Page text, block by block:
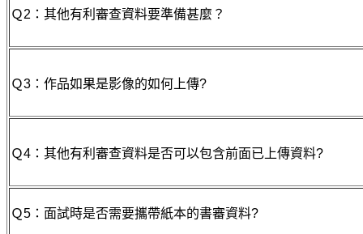
Ｑ2：其他有利審查資料要準備甚麼？
Ｑ3：作品如果是影像的如何上傳?
Ｑ4：其他有利審查資料是否可以包含前面已上傳資料?
Ｑ5：面試時是否需要攜帶紙本的書審資料?